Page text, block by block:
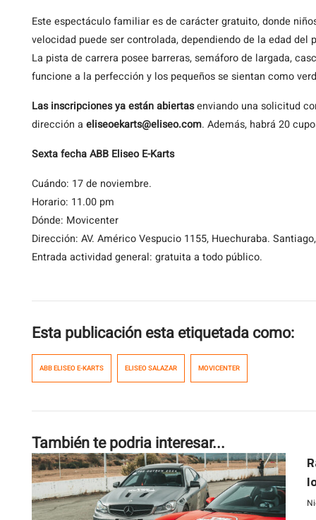
Este espectáculo familiar es de carácter gratuito, donde
velocidad puede ser controlada, dependiendo de la edad
La pista de carrera posee barreras, semáforo de largada,
funcione a la perfección y los pequeños se sientan como
Las inscripciones ya están abiertasenviando una solicitud
dirección a eliseoekarts@eliseo.com. Además, habrá 20
Sexta fecha ABB Eliseo E-Karts
Cuándo: 17 de noviembre.
Horario: 11.00 pm
Dónde: Movicenter
Dirección: AV. Américo Vespucio 1155, Huechuraba.
Entrada actividad general: gratuita a todo público.
Esta publicación esta etiquetada como:
ABB ELISEO E-KARTS ELISEO SALAZAR MOVICENTER
También te podria interesar...